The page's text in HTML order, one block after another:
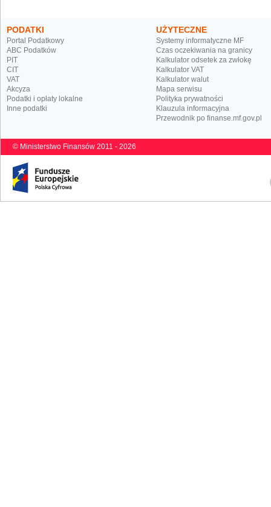
PODATKI
Portal Podatkowy
ABC Podatków
PIT
CIT
VAT
Akcyza
Podatki i opłaty lokalne
Inne podatki
UŻYTECZNE
Systemy informatyczne MF
Czas oczekiwania na granicy
Kalkulator odsetek za zwłokę
Kalkulator VAT
Kalkulator walut
Mapa serwisu
Polityka prywatności
Klauzula informacyjna
Przewodnik po finanse.mf.gov.pl
© Ministerstwo Finansów 2011 - 2026